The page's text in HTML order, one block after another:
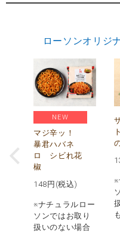
ローソンオリジ
NEW
マジ辛ッ！
暴君ハバネ
ロ シビれ花
椒
148 円(税込)
※ナチュラルロー
ソンではお取り
扱いのない場合
※